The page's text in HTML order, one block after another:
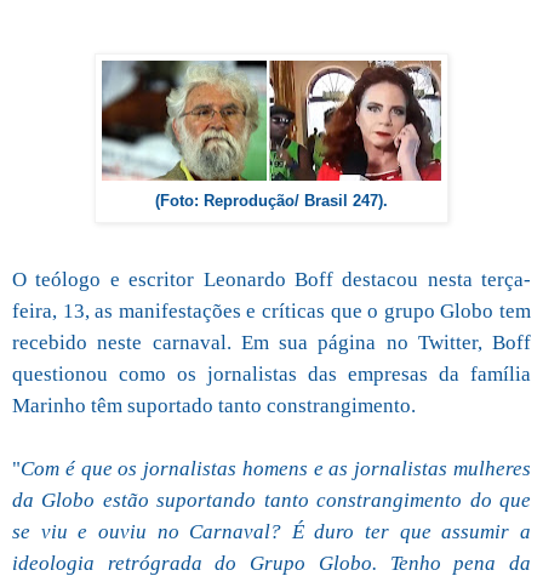
(Foto: Reprodução/ Brasil 247).
O teólogo e escritor Leonardo Boff destacou nesta terça-
feira, 13, as manifestações e críticas que o grupo Globo tem
recebido neste carnaval. Em sua página no Twitter, Boff
questionou como os jornalistas das empresas da família
Marinho têm suportado tanto constrangimento.
"Com é que os jornalistas homens e as jornalistas mulheres
da Globo estão suportando tanto constrangimento do que
se viu e ouviu no Carnaval? É duro ter que assumir a
ideologia retrógrada do Grupo Globo. Tenho pena da